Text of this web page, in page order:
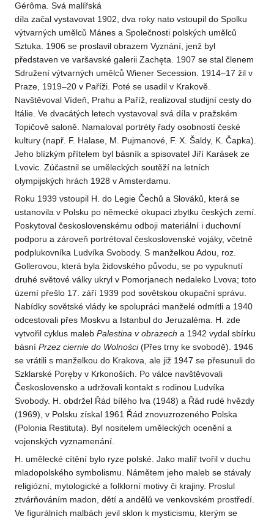
Gérôma. Svá malířská
díla začal vystavovat 1902, dva roky nato vstoupil do Spolku
výtvarných umělců Mánes a Společnosti polských umělců
Sztuka. 1906 se proslavil obrazem Vyznání, jenž byl
představen ve varšavské galerii Zachęta. 1907 se stal členem
Sdružení výtvarných umělců Wiener Secession. 1914–17 žil v
Praze, 1919–20 v Paříži. Poté se usadil v Krakově.
Navštěvoval Vídeň, Prahu a Paříž, realizoval studijní cesty do
Itálie. Ve dvacátých letech vystavoval svá díla v pražském
Topičově saloně. Namaloval portréty řady osobností české
kultury (např. F. Halase, M. Pujmanové, F. X. Šaldy, K. Čapka).
Jeho blízkým přítelem byl básník a spisovatel Jiří Karásek ze
Lvovic. Zúčastnil se uměleckých soutěží na letních
olympijských hrách 1928 v Amsterdamu.
Roku 1939 vstoupil H. do Legie Čechů a Slováků, která se
ustanovila v Polsku po německé okupaci zbytku českých zemí.
Poskytoval československému odboji materiální i duchovní
podporu a zároveň portrétoval československé vojáky, včetně
podplukovníka Ludvíka Svobody. S manželkou Adou, roz.
Gollerovou, která byla židovského původu, se po vypuknutí
druhé světové války ukryl v Pomorjanech nedaleko Lvova; toto
území přešlo 17. září 1939 pod sovětskou okupační správu.
Nabídky sovětské vlády ke spolupráci manželé odmítli a 1940
odcestovali přes Moskvu a Istanbul do Jeruzaléma. H. zde
vytvořil cyklus maleb Palestina v obrazech a 1942 vydal sbírku
básní Przez ciernie do Wolności(Přes trny ke svobodě). 1946
se vrátili s manželkou do Krakova, ale již 1947 se přesunuli do
Szklarské Poręby v Krkonoších. Po válce navštěvovali
Československo a udržovali kontakt s rodinou Ludvíka
Svobody. H. obdržel Řád bílého lva (1948) a Řád rudé hvězdy
(1969), v Polsku získal 1961 Řád znovuzrozeného Polska
(Polonia Restituta). Byl nositelem uměleckých ocenění a
vojenských vyznamenání.
H. umělecké cítění bylo ryze polské. Jako malíř tvořil v duchu
mladopolského symbolismu. Námětem jeho maleb se stávaly
religiózní, mytologické a folklorní motivy či krajiny. Proslul
ztvárňováním madon, dětí a andělů ve venkovském prostředí.
Ve figurálních malbách jevil sklon k mysticismu, kterým se